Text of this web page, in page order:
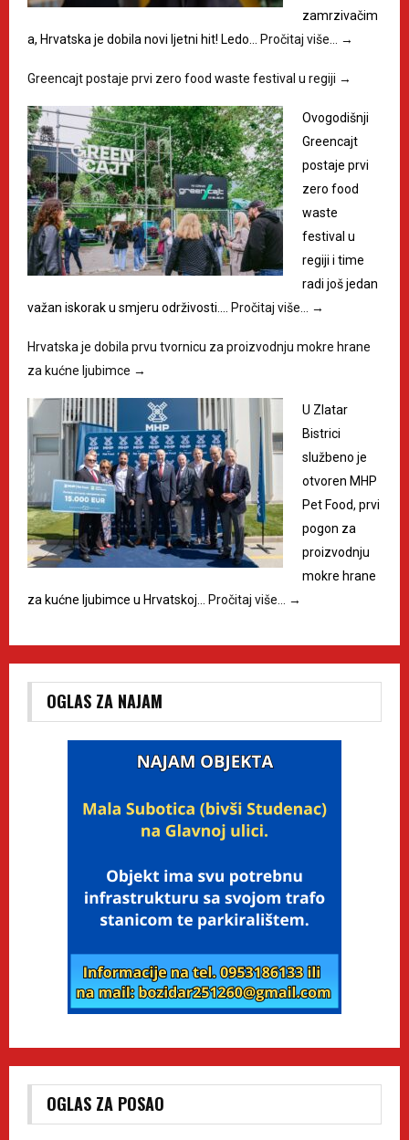
zamrzivačim
a, Hrvatska je dobila novi ljetni hit! Ledo…
Pročitaj više… →
Greencajt postaje prvi zero food waste festival u regiji →
Ovogodišnji
Greencajt
postaje prvi
zero food
waste
festival u
regiji i time
radi još jedan
važan iskorak u smjeru održivosti.…
Pročitaj više… →
Hrvatska je dobila prvu tvornicu za proizvodnju mokre hrane
za kućne ljubimce →
U Zlatar
Bistrici
službeno je
otvoren MHP
Pet Food, prvi
pogon za
proizvodnju
mokre hrane
za kućne ljubimce u Hrvatskoj…
Pročitaj više… →
OGLAS ZA NAJAM
OGLAS ZA POSAO